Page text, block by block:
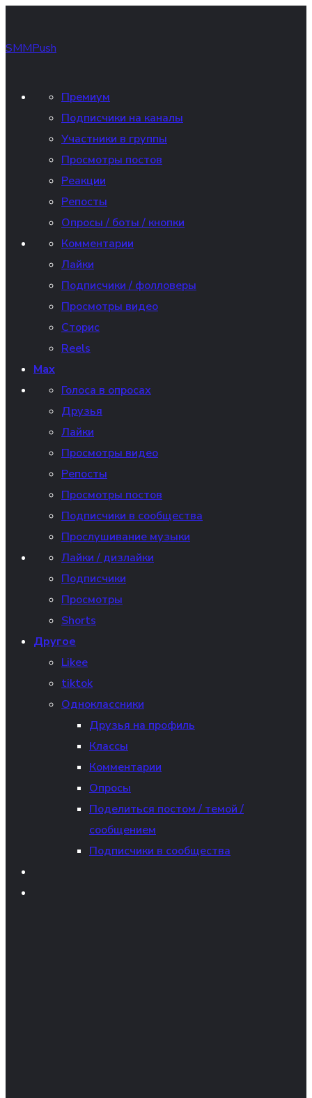
SMMPush
Премиум
Подписчики на каналы
Участники в группы
Просмотры постов
Реакции
Репосты
Опросы / боты / кнопки
Комментарии
Лайки
Подписчики / фолловеры
Просмотры видео
Сторис
Reels
Max
Голоса в опросах
Друзья
Лайки
Просмотры видео
Репосты
Просмотры постов
Подписчики в сообщества
Прослушивание музыки
Лайки / дизлайки
Подписчики
Просмотры
Shorts
Другое
Likee
tiktok
Одноклассники
Друзья на профиль
Классы
Комментарии
Опросы
Поделиться постом / темой /
сообщением
Подписчики в сообщества